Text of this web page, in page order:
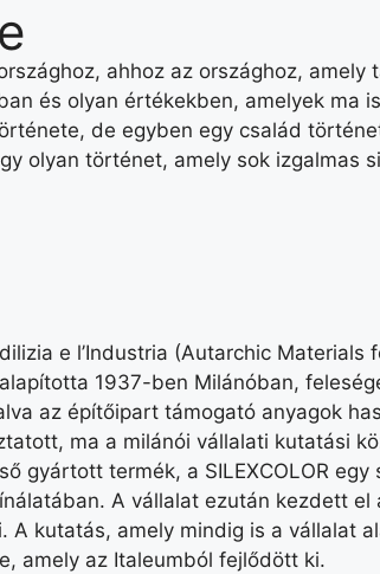
ahhoz az országhoz,
és olyan értékekben, amelyek ma
de egyben egy család
olyan történet, amely sok izgalmas
e l’Industria (Autarchic
1937-ben Milánóban,
az építőipart támogató anyagok
ma a milánói vállalati kutatási
gyártott termék, a SILEXCOLOR
A vállalat ezután kezdett
kutatás, amely mindig is a vállalat
amely az Italeumból fejlődött ki.